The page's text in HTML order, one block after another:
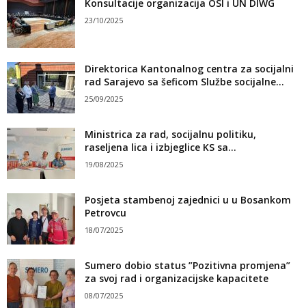
Konsultacije organizacija OSI i UN DIWG
23/10/2025
Direktorica Kantonalnog centra za socijalni
rad Sarajevo sa šeficom Službe socijalne...
25/09/2025
Ministrica za rad, socijalnu politiku,
raseljena lica i izbjeglice KS sa...
19/08/2025
Posjeta stambenoj zajednici u u Bosankom
Petrovcu
18/07/2025
Sumero dobio status ”Pozitivna promjena”
za svoj rad i organizacijske kapacitete
08/07/2025